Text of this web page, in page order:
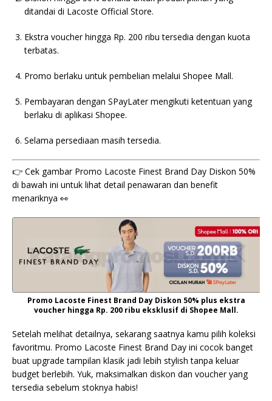
ditandai di Lacoste Official Store.
Ekstra voucher hingga Rp. 200 ribu tersedia dengan kuota
terbatas.
Promo berlaku untuk pembelian melalui Shopee Mall.
Pembayaran dengan SPayLater mengikuti ketentuan yang
berlaku di aplikasi Shopee.
Selama persediaan masih tersedia.
👉 Cek gambar Promo Lacoste Finest Brand Day Diskon 50%
di bawah ini untuk lihat detail penawaran dan benefit
menariknya 👀
Promo Lacoste Finest Brand Day Diskon 50% plus ekstra
voucher hingga Rp. 200 ribu eksklusif di Shopee Mall.
Setelah melihat detailnya, sekarang saatnya kamu pilih koleksi
favoritmu. Promo Lacoste Finest Brand Day ini cocok banget
buat upgrade tampilan klasik jadi lebih stylish tanpa keluar
budget berlebih. Yuk, maksimalkan diskon dan voucher yang
tersedia sebelum stoknya habis!